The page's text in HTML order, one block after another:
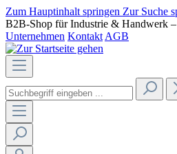
Zum Hauptinhalt springen Zur Suche
B2B-Shop für Industrie & Handwerk
Unternehmen Kontakt AGB